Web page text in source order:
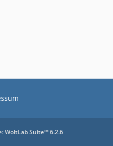
WoltLab Suite™ 6.2.6